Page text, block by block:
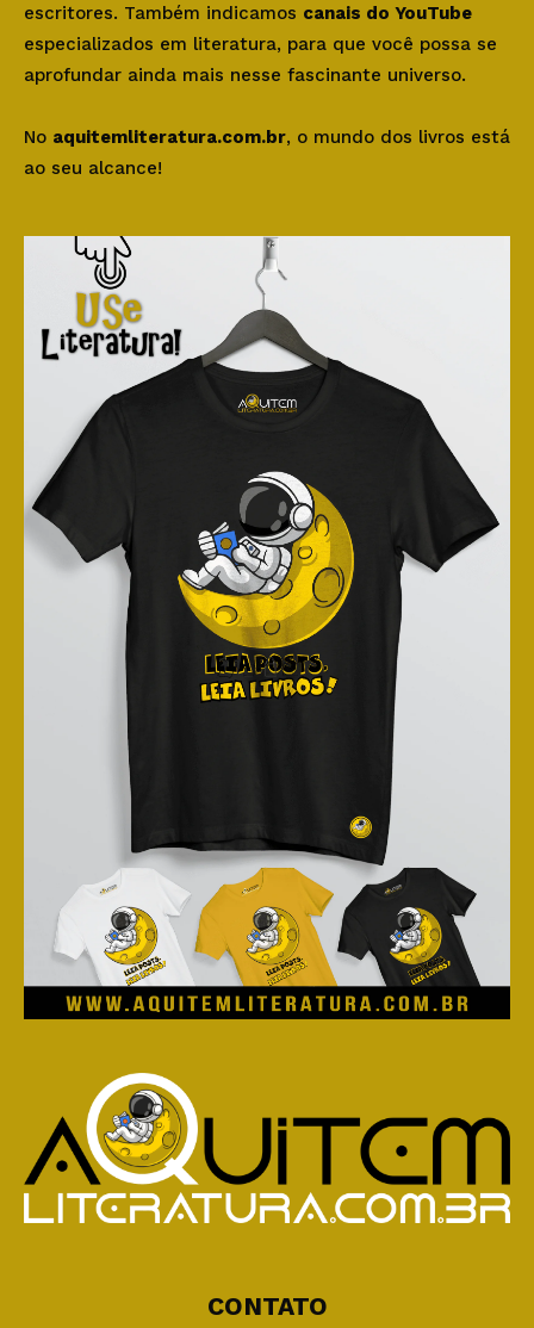
escritores. Também indicamos canais do YouTube
especializados em literatura, para que você possa se
aprofundar ainda mais nesse fascinante universo.
No aquitemliteratura.com.br, o mundo dos livros está
ao seu alcance!
CONTATO